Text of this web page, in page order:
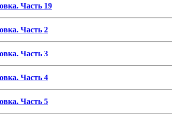
Часть 19
Часть 2
Часть 3
Часть 4
Часть 5